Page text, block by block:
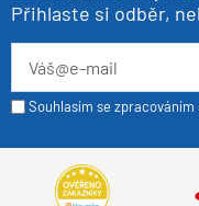
Přihlaste si odběr,
Souhlasím se zpracováním